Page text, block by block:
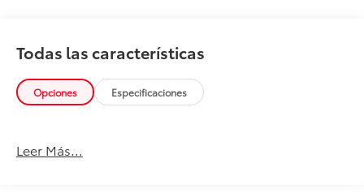
Todas las características
Opciones Especificaciones
Leer Más...